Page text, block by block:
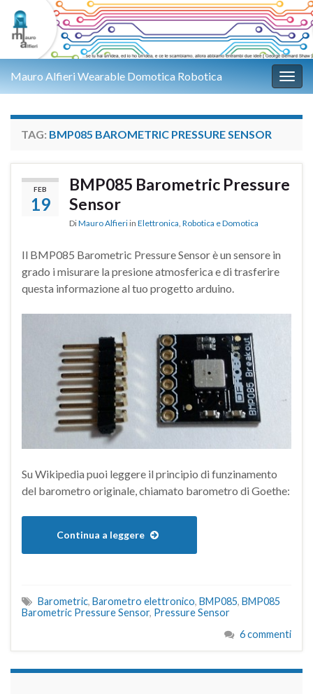
Mauro Alfieri Wearable Domotica Robotica
TAG: BMP085 BAROMETRIC PRESSURE SENSOR
FEB
19
BMP085 Barometric Pressure
Sensor
DiMauro Alfieri in Elettronica, Robotica e Domotica
Il BMP085 Barometric Pressure Sensor è un sensore in
grado i misurare la presione atmosferica e di trasferire
questa informazione al tuo progetto arduino.
Su Wikipedia puoi leggere il principio di funzinamento
del barometro originale, chiamato barometro di Goethe:
Continua a leggere
Barometric, Barometro elettronico, BMP085, BMP085
Barometric Pressure Sensor, Pressure Sensor
6 commenti